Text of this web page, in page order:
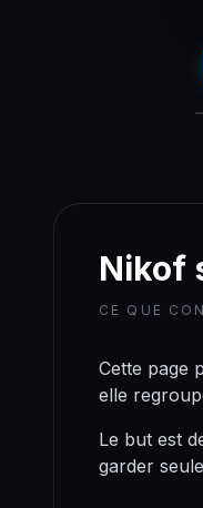
Nikof
CE QUE
Cette page
elle
Le but est
garder